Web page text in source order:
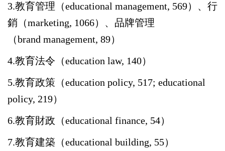
3.教育管理（educational management, 569）、行
銷（marketing, 1066）、品牌管理
（brand management, 89）
4.教育法令（education law, 140）
5.教育政策（education policy, 517; educational
policy, 219）
6.教育財政（educational finance, 54）
7.教育建築（educational building, 55）